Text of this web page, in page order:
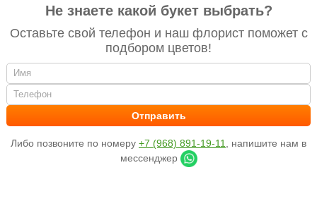
Не знаете какой букет выбрать?
Оставьте свой телефон и наш флорист поможет с
подбором цветов!
Либо позвоните по номеру +7 (968) 891-19-11
, напишите нам в
мессенджер